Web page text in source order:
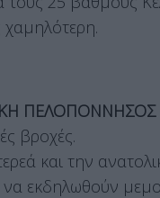
ΠΕΛΟΠΟΝΝΗΣΟΣ
βροχές.
και την
να εκδηλωθούν